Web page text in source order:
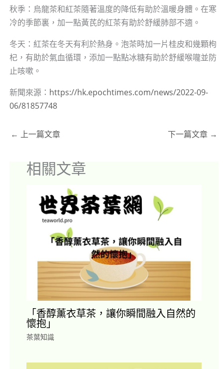
秋季：烏龍茶和紅茶隨著溫度的降低有助於溫暖身體。在寒
冷的季節裏，加一點黃芪的紅茶有助於舒緩肺部不適。
冬天：紅茶在冬天有利於熱身。泡茶時加一片桂皮和幾顆枸
杞，有助於氣血循環，添加一點點冰糖有助於舒緩喉嚨並防
止咳嗽。
新聞來源： https://hk.epochtimes.com/news/2022-09-
06/81857748
← 上一篇文章 下一篇文章 →
相關文章
「香醇薰衣草茶，讓你瞬間融入自然的
懷抱」
茶葉知識